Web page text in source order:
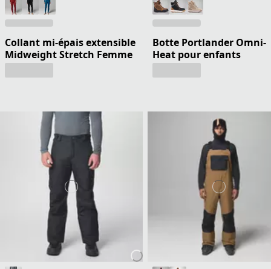
Collant mi-épais extensible
Midweight Stretch Femme
Botte Portlander Omni-
Heat pour enfants